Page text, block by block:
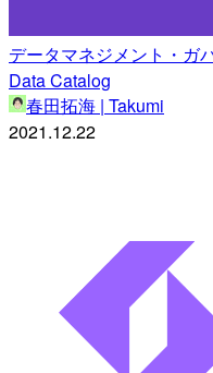
データマネジメント・ガ
Data Catalog
春田拓海 | Takumi
2021.12.22